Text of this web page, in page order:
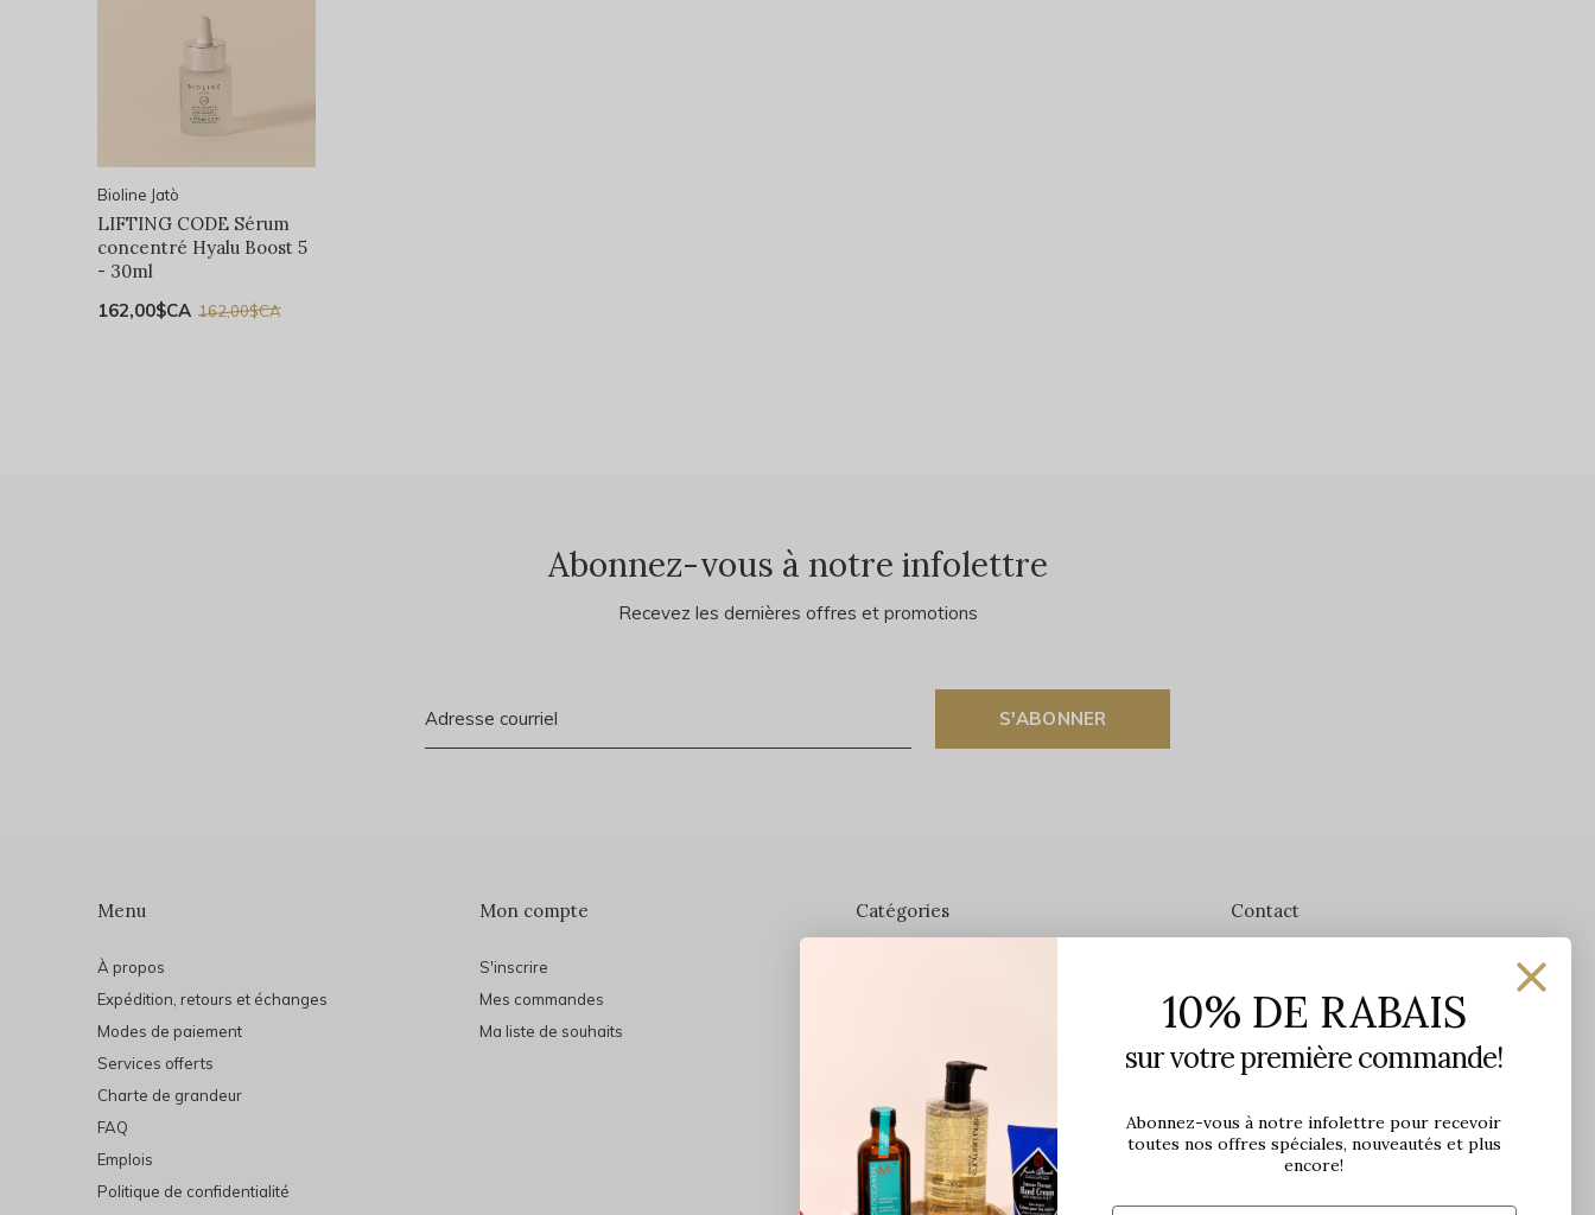
Bioline Jatò
LIFTING CODE Sérum
concentré Hyalu Boost 5
- 30ml
162,00$CA 162,00$CA
Abonnez-vous à notre infolettre
Recevez les dernières offres et promotions
S'ABONNER
Menu
À propos
Expédition, retours et échanges
Modes de paiement
Services offerts
Charte de grandeur
FAQ
Emplois
Politique de confidentialité
Mon compte
S'inscrire
Mes commandes
Ma liste de souhaits
Catégories
Soins du visage
Maquillage
Bain et Corps
Bijoux
Contact
1650 avenue Jules-Verne, Local 103
G2G 2R1, Québec, Canada
Lundi: 9h - 17h
Mardi: 9h - 17h
Mercredi: 9h - 18h
Jeudi: 9h - 21h
10% DE RABAIS
sur votre première commande!
Abonnez-vous à notre infolettre pour recevoir
toutes nos offres spéciales, nouveautés et plus
encore!